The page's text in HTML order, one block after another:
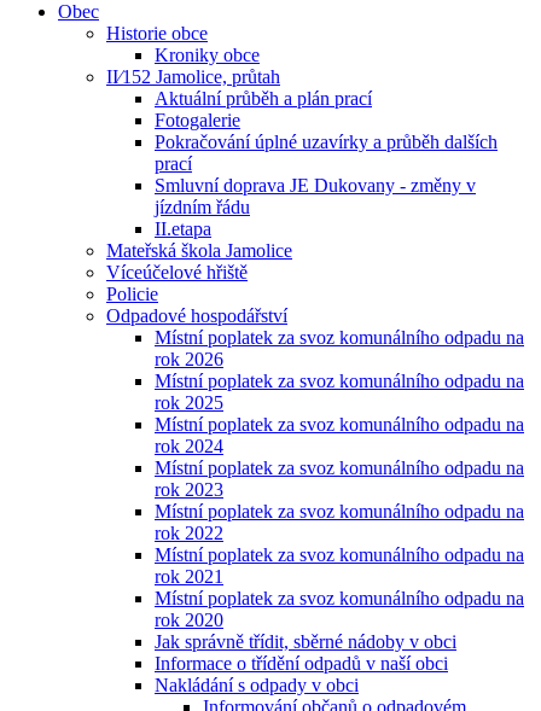
Obec
Historie obce
Kroniky obce
II⁄152 Jamolice, průtah
Aktuální průběh a plán prací
Fotogalerie
Pokračování úplné uzavírky a průběh dalších
prací
Smluvní doprava JE Dukovany - změny v
jízdním řádu
II.etapa
Mateřská škola Jamolice
Víceúčelové hřiště
Policie
Odpadové hospodářství
Místní poplatek za svoz komunálního odpadu na
rok 2026
Místní poplatek za svoz komunálního odpadu na
rok 2025
Místní poplatek za svoz komunálního odpadu na
rok 2024
Místní poplatek za svoz komunálního odpadu na
rok 2023
Místní poplatek za svoz komunálního odpadu na
rok 2022
Místní poplatek za svoz komunálního odpadu na
rok 2021
Místní poplatek za svoz komunálního odpadu na
rok 2020
Jak správně třídit, sběrné nádoby v obci
Informace o třídění odpadů v naší obci
Nakládání s odpady v obci
Informování občanů o odpadovém